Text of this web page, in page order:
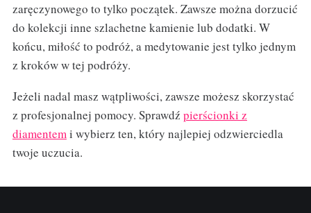
zaręczynowego to tylko początek. Zawsze można dorzucić
do kolekcji inne szlachetne kamienie lub dodatki. W
końcu, miłość to podróż, a medytowanie jest tylko jednym
z kroków w tej podróży.
Jeżeli nadal masz wątpliwości, zawsze możesz skorzystać
z profesjonalnej pomocy. Sprawdź pierścionki z
diamentemi wybierz ten, który najlepiej odzwierciedla
twoje uczucia.